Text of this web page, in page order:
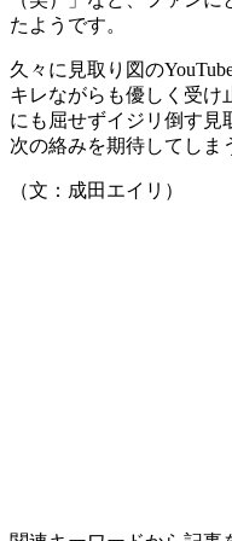
たようです。
久々に見取り図の
キレながらも優しく受け
にも屈せずイジリ倒す見
次の絡みを期待してしま
（文：成田エイリ）